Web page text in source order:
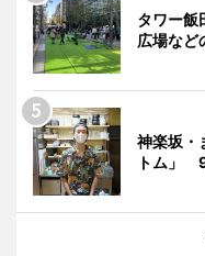
タワー飯
広場など
神楽坂・
トム」